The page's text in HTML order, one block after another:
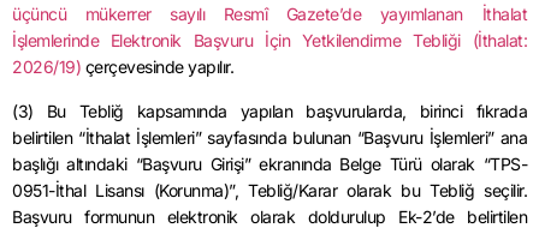
üçüncü mükerrer sayılı Resmî Gazete’de yayımlanan İthalat
İşlemlerinde Elektronik Başvuru İçin Yetkilendirme Tebliği (İthalat:
2026/19) çerçevesinde yapılır.
(3) Bu Tebliğ kapsamında yapılan başvurularda, birinci fıkrada
belirtilen “İthalat İşlemleri” sayfasında bulunan “Başvuru İşlemleri” ana
başlığı altındaki “Başvuru Girişi” ekranında Belge Türü olarak “TPS-
0951-İthal Lisansı (Korunma)”, Tebliğ/Karar olarak bu Tebliğ seçilir.
Başvuru formunun elektronik olarak doldurulup Ek-2’de belirtilen